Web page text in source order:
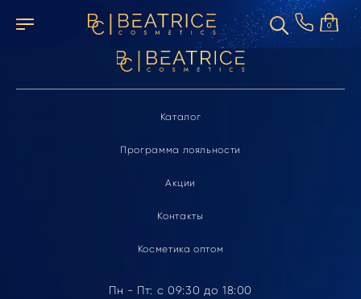
0
Элемент не найден
Каталог
Программа лояльности
Акции
Контакты
Косметика оптом
Пн - Пт: с 09:30 до 18:00